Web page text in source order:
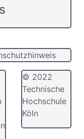
© 2022
Technische
Hochschule
Köln